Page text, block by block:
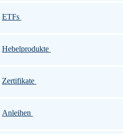
ETFs
Hebelprodukte
Zertifikate
Anleihen